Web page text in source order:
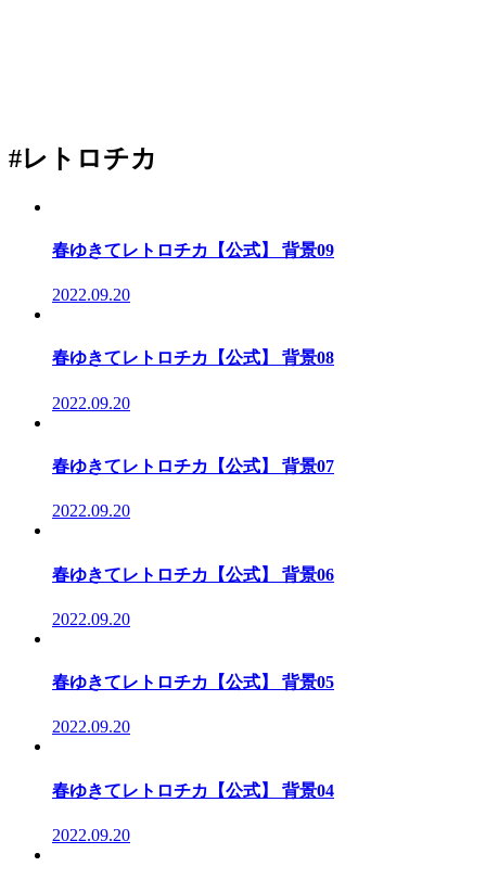
#レトロチカ
春ゆきてレトロチカ【公式】 背景09
2022.09.20
春ゆきてレトロチカ【公式】 背景08
2022.09.20
春ゆきてレトロチカ【公式】 背景07
2022.09.20
春ゆきてレトロチカ【公式】 背景06
2022.09.20
春ゆきてレトロチカ【公式】 背景05
2022.09.20
春ゆきてレトロチカ【公式】 背景04
2022.09.20